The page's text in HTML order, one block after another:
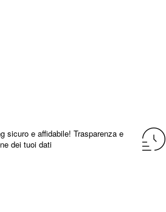
sicuro e affidabile! Trasparenza e
dei tuoi dati